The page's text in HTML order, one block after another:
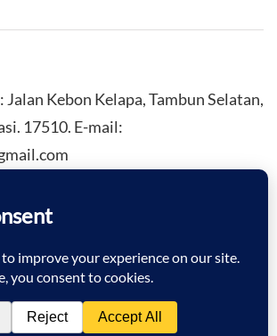
Kebon Kelapa, Tambun Selatan,
17510. E-mail:
Copyright (C) 2026